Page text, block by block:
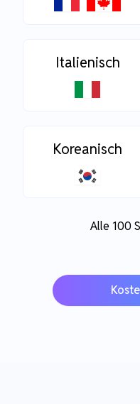
Italienisch
Koreanisch
Alle 100